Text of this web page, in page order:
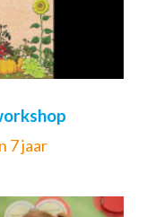
7 jaar